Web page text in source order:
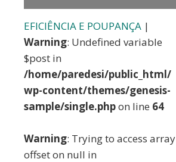
EFICIÊNCIA E POUPANÇA |
Warning: Undefined variable
$post in
/home/paredesi/public_html/
wp-content/themes/genesis-
sample/single.phpon line 64
Warning: Trying to access array
offset on null in